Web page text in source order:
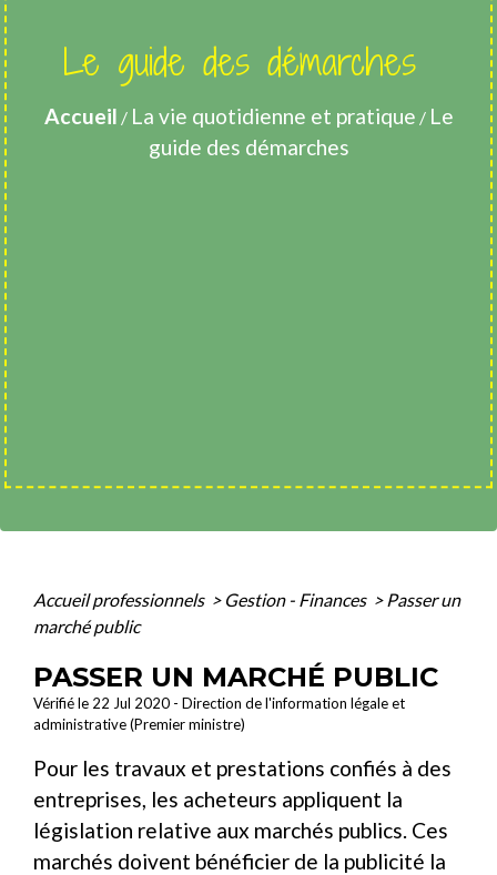
Le guide des démarches
Accueil / La vie quotidienne et pratique / Le
guide des démarches
Accueil professionnels > Gestion - Finances > Passer un
marché public
PASSER UN MARCHÉ PUBLIC
Vérifié le 22 Jul 2020 - Direction de l'information légale et
administrative (Premier ministre)
Pour les travaux et prestations confiés à des
entreprises, les acheteurs appliquent la
législation relative aux marchés publics. Ces
marchés doivent bénéficier de la publicité la